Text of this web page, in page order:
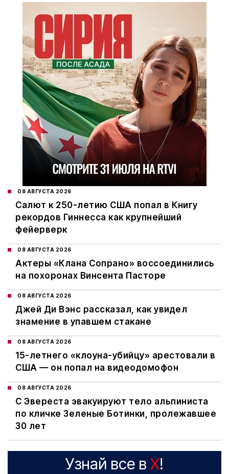
08 АВГУСТА 2026
Салют к 250-летию США попал в Книгу
рекордов Гиннесса как крупнейший
фейерверк
08 АВГУСТА 2026
Актеры «Клана Сопрано» воссоединились
на похоронах Винсента Пасторе
08 АВГУСТА 2026
Джей Ди Вэнс рассказал, как увидел
знамение в упавшем стакане
08 АВГУСТА 2026
15-летнего «клоуна-убийцу» арестовали в
США — он попал на видеодомофон
08 АВГУСТА 2026
С Эвереста эвакуируют тело альпиниста
по кличке Зеленые Ботинки, пролежавшее
30 лет
Узнай все в X!